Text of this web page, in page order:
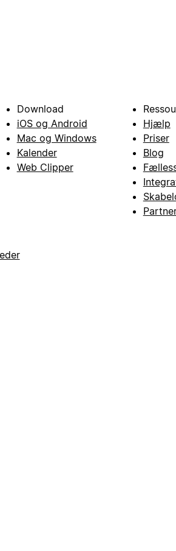
Download
iOS og Android
Mac og Windows
Kalender
Web Clipper
Hjælp
Priser
Blog